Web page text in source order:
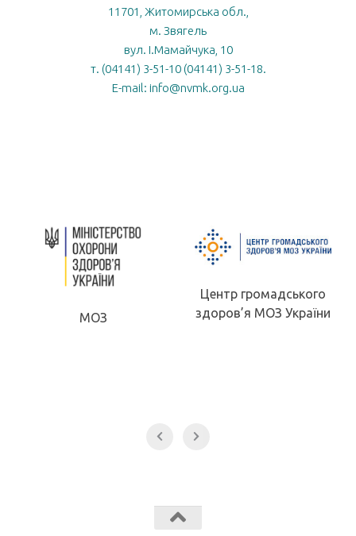
11701, Житомирська обл.,
м. Звягель
вул. І.Мамайчука, 10
т. (04141) 3-51-10 (04141) 3-51-18.
E-mail: info@nvmk.org.ua
МОЗ
Центр громадського
здоров’я МОЗ України